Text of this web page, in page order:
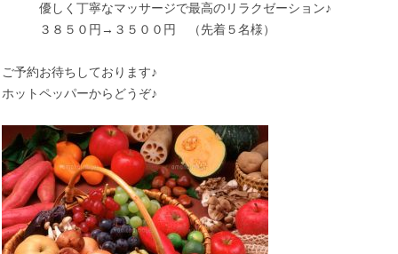
優しく丁寧なマッサージで最高のリラクゼーション♪
３８５０円→３５００円 （先着５名様）
ご予約お待ちしております♪
ホットペッパーからどうぞ♪